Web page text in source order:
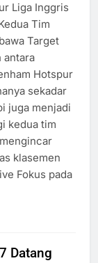
Liga Inggris
Tim
Target
antara
Hotspur
sekadar
juga menjadi
kedua tim
klasemen
Fokus pada
Datang